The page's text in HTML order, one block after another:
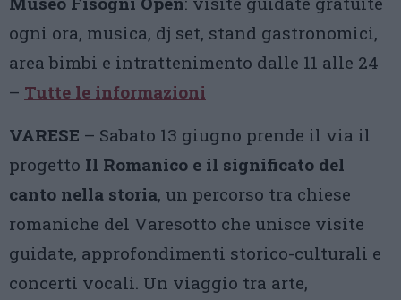
ogni ora, musica, dj set, stand gastronomici,
area bimbi e intrattenimento dalle 11 alle 24
– Tutte le informazioni
VARESE – Sabato 13 giugno prende il via il
progetto Il Romanico e il significato del
canto nella storia, un percorso tra chiese
romaniche del Varesotto che unisce visite
guidate, approfondimenti storico-culturali e
concerti vocali. Un viaggio tra arte,